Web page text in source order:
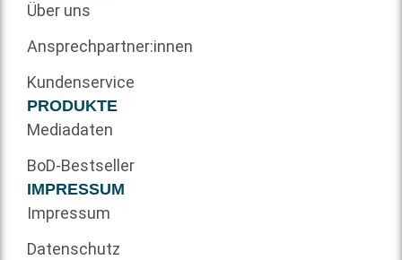
Über uns
Ansprechpartner:innen
Kundenservice
PRODUKTE
Mediadaten
BoD-Bestseller
IMPRESSUM
Impressum
Datenschutz